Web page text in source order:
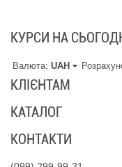
КУРСИ НА
Валюта: UAH
КЛІЄНТАМ
КАТАЛОГ
КОНТАКТИ